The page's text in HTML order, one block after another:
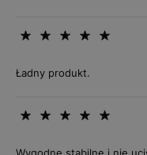
Ładny produkt.